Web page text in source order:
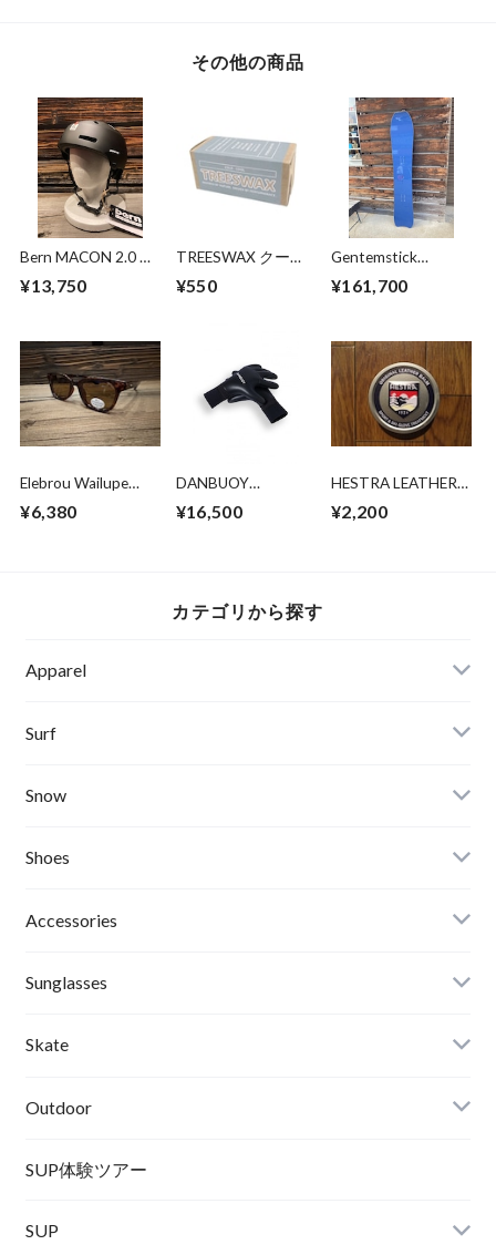
その他の商品
Bern MACON 2.0 +
奨頭回り寸法 59-
¥13,750
TREESWAX クール
コート用 85g
¥550
Gentemstick
用ソールガード付き
¥161,700
Elebrou Wailupe
Polarized（鯖江産偏
¥6,380
DANBUOY
Glove New3mm
¥16,500
HESTRA LEATHER
¥2,200
カテゴリから探す
Apparel
Banks Journal
Critical Slide(TCSS)
Afends
Roial
RVCA
ACER
Turn Me On
KAYA
Surf
Surfboards
Wetsuits,Rush Guard
Winter Goods
Snow
Board
Binding
Boots
Bc Gear
Goggle
Helmet
SOX
Shoes
Sandals
Shoes
Winter Shoes
Accessories
Other
Sunglasses
Skate
Outdoor
Norrona
SUP体験ツアー
SUP